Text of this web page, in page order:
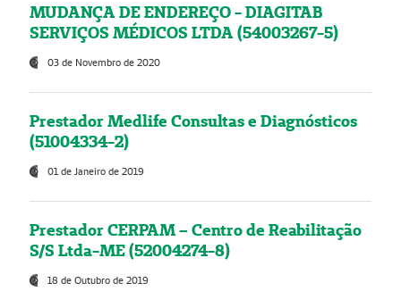
MUDANÇA DE ENDEREÇO - DIAGITAB
SERVIÇOS MÉDICOS LTDA (54003267-5)
03 de Novembro de 2020
Prestador Medlife Consultas e Diagnósticos
(51004334-2)
01 de Janeiro de 2019
Prestador CERPAM – Centro de Reabilitação
S/S Ltda-ME (52004274-8)
18 de Outubro de 2019